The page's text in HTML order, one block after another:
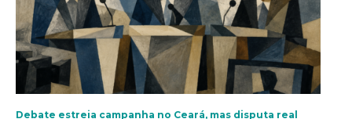
Debate estreia campanha no Ceará, mas disputa real